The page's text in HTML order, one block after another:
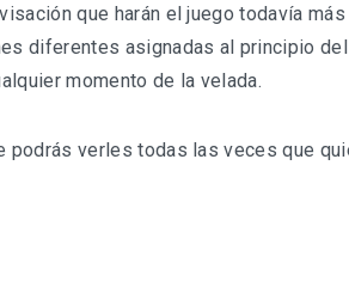
que harán el juego todavía más
diferentes asignadas al principio
momento de la velada.
podrás verles todas las veces que